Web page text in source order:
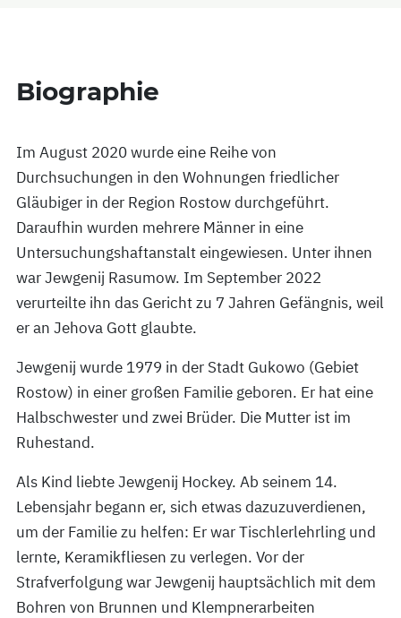
Biographie
Im August 2020 wurde eine Reihe von
Durchsuchungen in den Wohnungen friedlicher
Gläubiger in der Region Rostow durchgeführt.
Daraufhin wurden mehrere Männer in eine
Untersuchungshaftanstalt eingewiesen. Unter ihnen
war Jewgenij Rasumow. Im September 2022
verurteilte ihn das Gericht zu 7 Jahren Gefängnis, weil
er an Jehova Gott glaubte.
Jewgenij wurde 1979 in der Stadt Gukowo (Gebiet
Rostow) in einer großen Familie geboren. Er hat eine
Halbschwester und zwei Brüder. Die Mutter ist im
Ruhestand.
Als Kind liebte Jewgenij Hockey. Ab seinem 14.
Lebensjahr begann er, sich etwas dazuzuverdienen,
um der Familie zu helfen: Er war Tischlerlehrling und
lernte, Keramikfliesen zu verlegen. Vor der
Strafverfolgung war Jewgenij hauptsächlich mit dem
Bohren von Brunnen und Klempnerarbeiten